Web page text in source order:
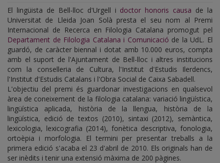
El lingüista de Bell-lloc d'Urgell i doctor honoris causa de la
Universitat de Lleida Joan Solà presta el seu nom al Premi
Internacional de Recerca en Filologia Catalana promogut pel
Departament de Filologia Catalana i Comunicació de la UdL. El
guardó, de caràcter biennal i dotat amb 10.000 euros, compta
amb el suport de l'Ajuntament de Bell-lloc i altres institucions
com la conselleria de Cultura, l'Institut d'Estudis Ilerdencs,
l'Institut d'Estudis Catalans i l'Obra Social de Caixa Sabadell.
L'objectiu del premi és guardonar investigacions en qualsevol
àrea de coneixement de la filologia catalana: variació lingüística,
lingüística aplicada, història de la llengua, història de la
lingüística, edició de textos (2010), sintaxi (2012), semàntica,
lexicologia, lexicografia (2014), fonètica descriptiva, fonologia,
ortoèpia i morfologia. El termini per presentar treballs a la
primera edició s'acaba el 23 d'abril de 2010. Els originals han de
ser inèdits i tenir una extensió màxima de 200 pàgines.